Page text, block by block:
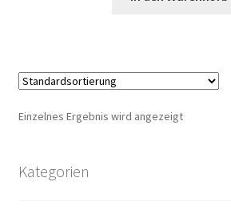
Einzelnes Ergebnis wird angezeigt
Kategorien